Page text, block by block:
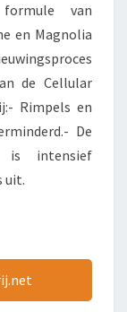
van
en Magnolia
de Cellular
Rimpels en
De
is intensief
uit.